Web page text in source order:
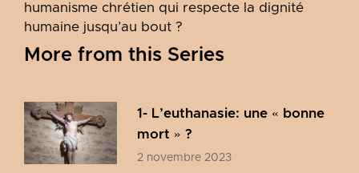
humanisme chrétien qui respecte la dignité
humaine jusqu’au bout ?
More from this Series
1- L’euthanasie: une « bonne
mort » ?
2 novembre 2023